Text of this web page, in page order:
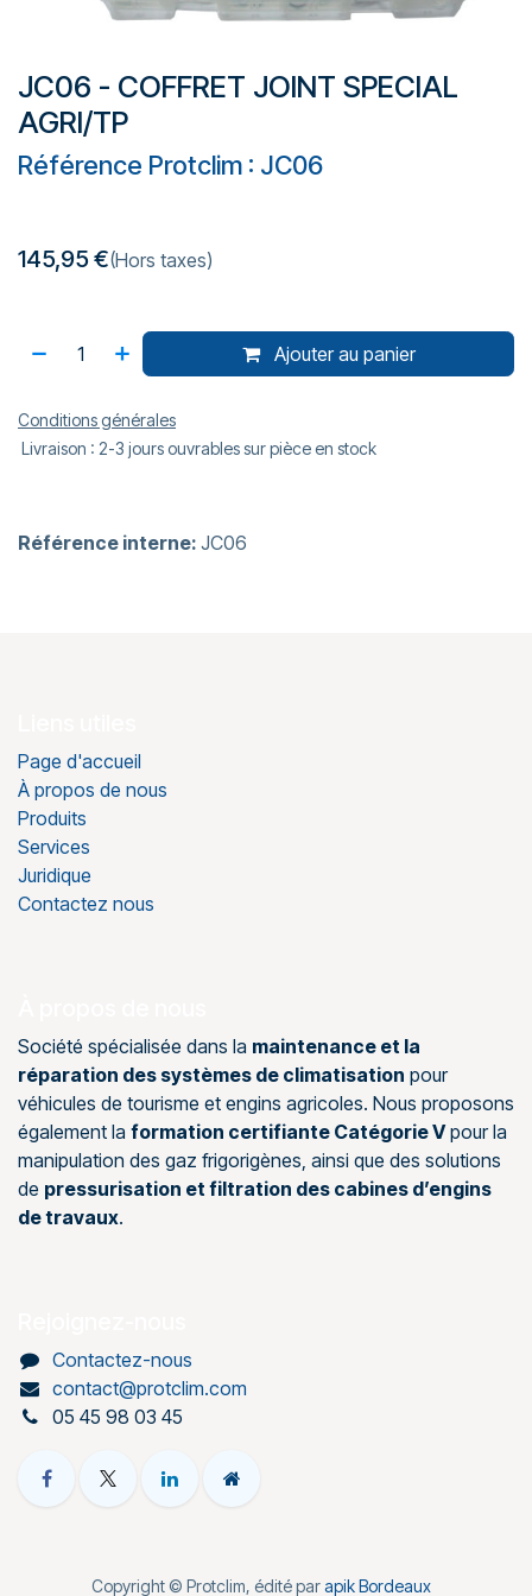
JC06 - COFFRET JOINT SPECIAL
AGRI/TP
Référence Protclim : JC06
145,95€(Hors taxes)
Ajouter au panier
Conditions générales
Livraison : 2-3 jours ouvrables sur pièce en stock
Référence interne: JC06
Page d'accueil
À propos de nous
Produits
Services
Juridique
Contactez nous
Société spécialisée dans la maintenance et la
réparation des systèmes de climatisation pour
véhicules de tourisme et engins agricoles. Nous proposons
également la formation certifiante Catégorie Vpour la
manipulation des gaz frigorigènes, ainsi que des solutions
de pressurisation et filtration des cabines d’engins
de travaux.
Contactez-nous
contact@protclim.com
05 45 98 03 45
Copyright © Protclim, édité parapik Bordeaux